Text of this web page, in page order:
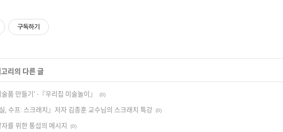
구독하기
리의 다른 글
품 만들기’ -『우리집 미술놀이』 (0)
, 수프: 스크래치』저자 김종훈 교수님의 스크래치 특강 (0)
를 위한 통섭의 메시지 (0)